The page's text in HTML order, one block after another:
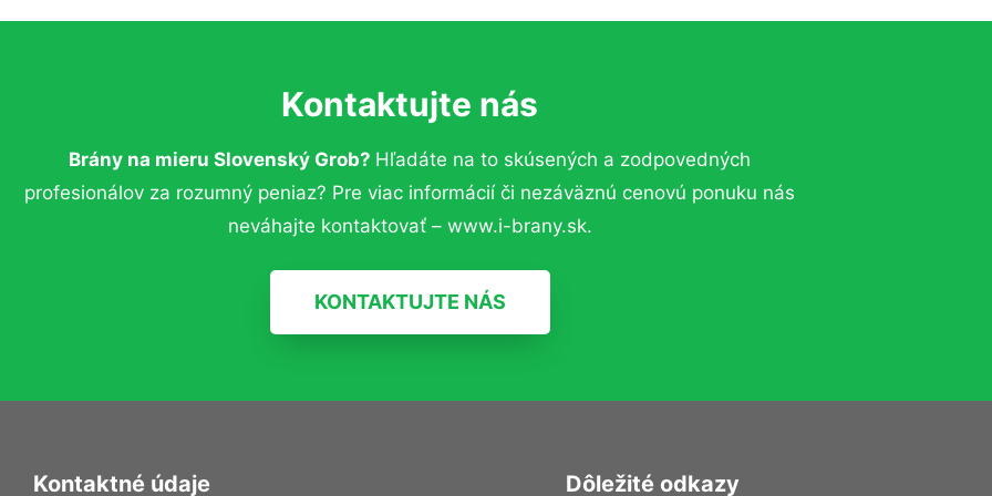
Kontaktujte nás
Brány na mieru Slovenský Grob? Hľadáte na to skúsených a zodpovedných
profesionálov za rozumný peniaz? Pre viac informácií či nezáväznú cenovú ponuku nás
neváhajte kontaktovať – www.i-brany.sk.
KONTAKTUJTE NÁS
Kontaktné údaje Dôležité odkazy